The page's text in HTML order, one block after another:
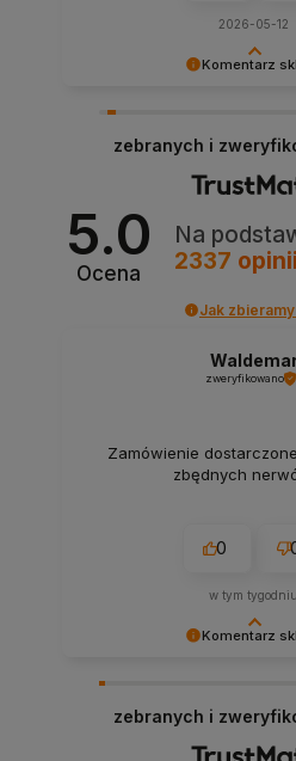
Komentarz
doświadczeniem. Jesteśmy
takich klientów. Z
2026-05-12
zebranych i
5.0
Ocena
Na
2337 opinii
Jak
Komentarz
doświadczeniem. Jesteśmy
takich klientów. Z
zweryfikowano
Zamówienie
zbędnych
0
w tym tygodniu
zebranych i